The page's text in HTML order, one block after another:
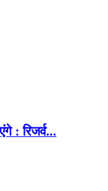
: रिजर्व...